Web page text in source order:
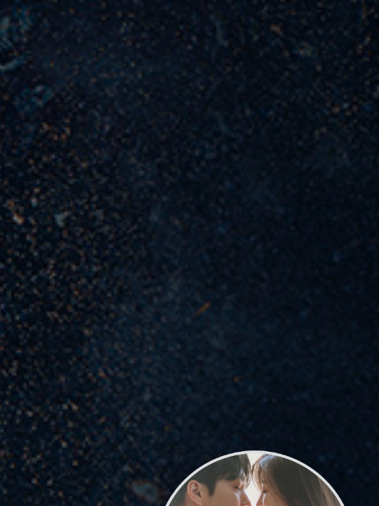
Menuju Hari
Bahagia
Siang dan malam berganti begitu cepat, di antara saat-saat
mendebarkan yang belum pernah kami rasakan sebelumnya.
Kami nantikan kehadiran para keluarga dan sahabat, untuk
menjadi saksi ikrar janji suci kami di hari yang bahagia.